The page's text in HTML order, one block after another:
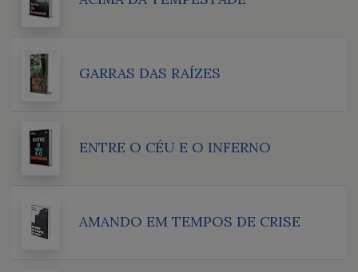
GARRAS DAS RAÍZES
ENTRE O CÉU E O INFERNO
AMANDO EM TEMPOS DE CRISE